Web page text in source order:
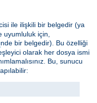
ile ilişkili bir belgedir (ya
uyumluluk için,
nde bir belgedir). Bu özelliği
olarak her dosya ismi
Bu, sunucu